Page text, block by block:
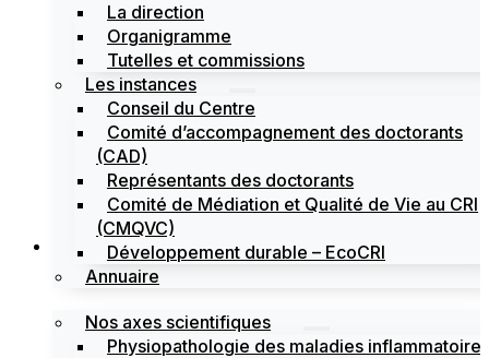
La direction
Organigramme
Tutelles et commissions
Les instances
Conseil du Centre
Comité d’accompagnement des doctorants
(CAD)
Représentants des doctorants
Comité de Médiation et Qualité de Vie au CRI
(CMQVC)
Développement durable – EcoCRI
Annuaire
Recherche
Nos axes scientifiques
Physiopathologie des maladies inflammatoires